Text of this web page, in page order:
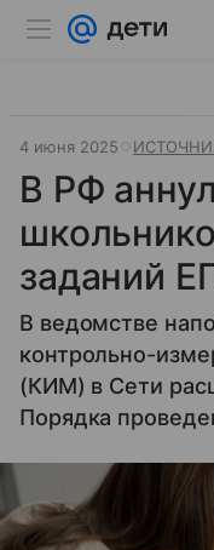
4 июня 2025
В РФ
заданий
В ведомстве
контрольно-
(КИМ) в Сети
Порядка